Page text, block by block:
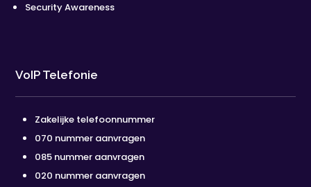
Security Awareness
VoIP Telefonie
Zakelijke telefoonnummer
070 nummer aanvragen
085 nummer aanvragen
020 nummer aanvragen